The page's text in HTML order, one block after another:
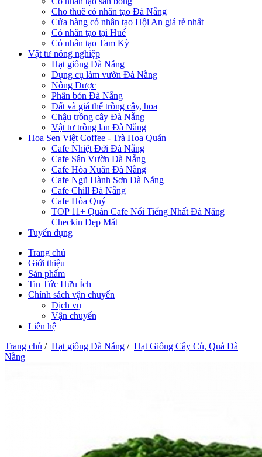
Cho thuê cỏ nhân tạo Đà Nẵng
Cửa hàng cỏ nhân tạo Hội An giá rẻ nhất
Cỏ nhân tạo tại Huế
Cỏ nhân tạo Tam Kỳ
Vật tư nông nghiệp
Hạt giống Đà Nẵng
Dụng cụ làm vườn Đà Nẵng
Nông Dược
Phân bón Đà Nẵng
Đất và giá thể trồng cây, hoa
Chậu trồng cây Đà Nẵng
Vật tư trồng lan Đà Nẵng
Hoa Sen Việt Coffee - Trà Hoa Quán
Cafe Nhiệt Đới Đà Nẵng
Cafe Sân Vườn Đà Nẵng
Cafe Hòa Xuân Đà Nẵng
Cafe Ngũ Hành Sơn Đà Nẵng
Cafe Chill Đà Nẵng
Cafe Hòa Quý
TOP 11+ Quán Cafe Nổi Tiếng Nhất Đà Năng
Checkin Đẹp Mắt
Tuyển dụng
Trang chủ
Giới thiệu
Sản phẩm
Tin Tức Hữu Ích
Chính sách vận chuyển
Dịch vụ
Vận chuyển
Liên hệ
Trang chủ / Hạt giống Đà Nẵng / Hạt Giống Cây Củ, Quả Đà
Nẵng